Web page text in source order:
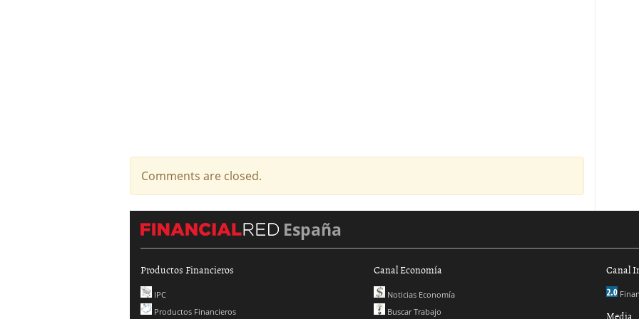
Comments are closed.
España
Productos Financieros
IPC
Productos Financieros
Canal Economía
Noticias Economía
Buscar Trabajo
Canal
Media